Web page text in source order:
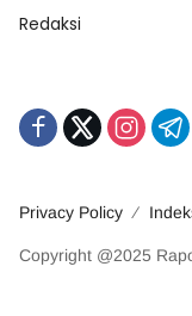
Redaksi
Privacy Policy
Copyright @2025